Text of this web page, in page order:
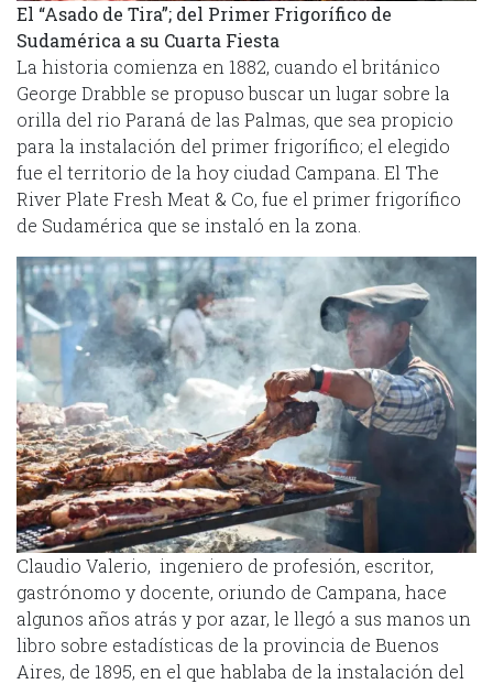
El “Asado de Tira”; del Primer Frigorífico de
Sudamérica a su Cuarta Fiesta
La historia comienza en 1882, cuando el británico
George Drabble se propuso buscar un lugar sobre la
orilla del rio Paraná de las Palmas, que sea propicio
para la instalación del primer frigorífico; el elegido
fue el territorio de la hoy ciudad Campana. El The
River Plate Fresh Meat & Co, fue el primer frigorífico
de Sudamérica que se instaló en la zona.
Claudio Valerio, ingeniero de profesión, escritor,
gastrónomo y docente, oriundo de Campana, hace
algunos años atrás y por azar, le llegó a sus manos un
libro sobre estadísticas de la provincia de Buenos
Aires, de 1895, en el que hablaba de la instalación del